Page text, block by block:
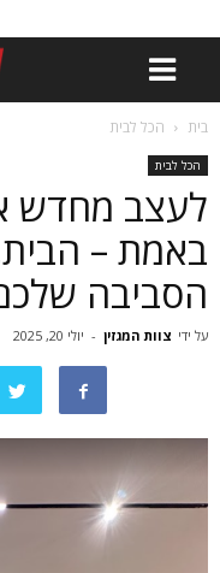
בית הכל לבית
הכל לבית
לעצב מחדש
באמת –
הסביבה
על ידי צוות המגזין - יולי 20, 2025